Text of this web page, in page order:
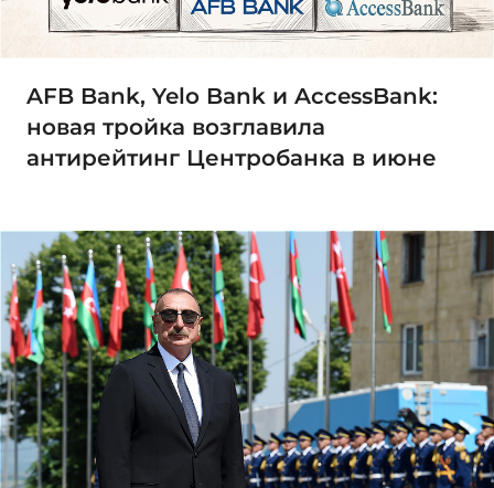
AFB Bank, Yelo Bank и AccessBank:
новая тройка возглавила
антирейтинг Центробанка в июне